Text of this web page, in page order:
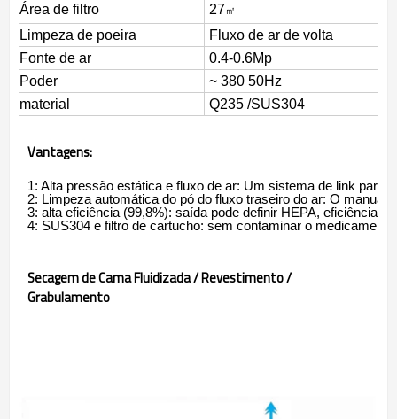
Área de filtro
27㎡
Limpeza de poeira
Fluxo de ar de volta
Fonte de ar
0.4-0.6Mp
Poder
~ 380 50Hz
material
Q235 /SUS304
Vantagens:
1: Alta pressão estática e fluxo de ar: Um sistema de link para
2: Limpeza automática do pó do fluxo traseiro do ar: O manual
3: alta eficiência (99,8%): saída pode definir HEPA, eficiência
4: SUS304 e filtro de cartucho: sem contaminar o medicamento.
Secagem de Cama Fluidizada / Revestimento /
Grabulamento